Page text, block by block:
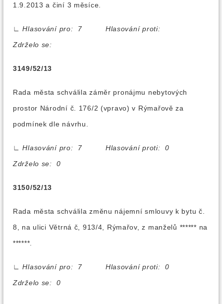
1.9.2013 a činí 3 měsíce.
∟
Hlasování pro: 7 Hlasování proti:
Zdrželo se:
3149/52/13
Rada města schválila záměr pronájmu nebytových
prostor Národní č. 176/2 (vpravo) v Rýmařově za
podmínek dle návrhu.
∟
Hlasování pro: 7 Hlasování proti: 0
Zdrželo se: 0
3150/52/13
Rada města schválila změnu nájemní smlouvy k bytu č.
8, na ulici Větrná č, 913/4, Rýmařov, z manželů ****** na
******.
∟
Hlasování pro: 7 Hlasování proti: 0
Zdrželo se: 0